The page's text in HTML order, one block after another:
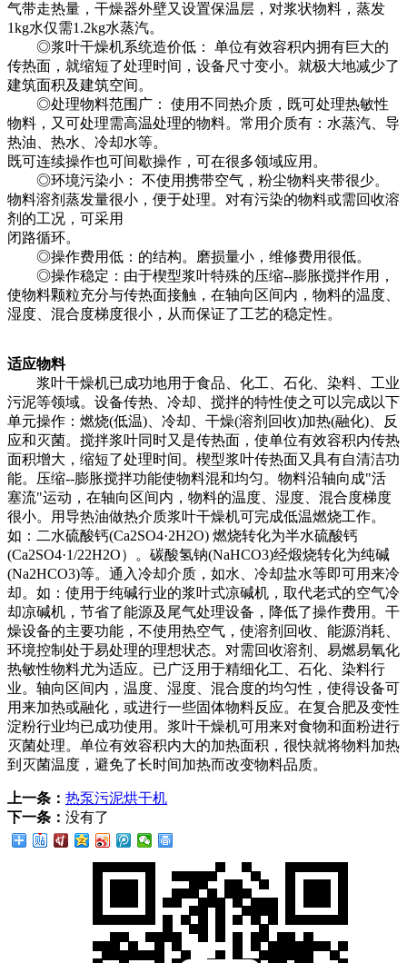
气带走热量，干燥器外壁又设置保温层，对浆状物料，蒸发
1kg水仅需1.2kg水蒸汽。
◎浆叶干燥机系统造价低： 单位有效容积内拥有巨大的
传热面，就缩短了处理时间，设备尺寸变小。就极大地减少了
建筑面积及建筑空间。
◎处理物料范围广： 使用不同热介质，既可处理热敏性
物料，又可处理需高温处理的物料。常用介质有：水蒸汽、导
热油、热水、冷却水等。
既可连续操作也可间歇操作，可在很多领域应用。
◎环境污染小： 不使用携带空气，粉尘物料夹带很少。
物料溶剂蒸发量很小，便于处理。对有污染的物料或需回收溶
剂的工况，可采用
闭路循环。
◎操作费用低：的结构。磨损量小，维修费用很低。
◎操作稳定：由于楔型浆叶特殊的压缩--膨胀搅拌作用，
使物料颗粒充分与传热面接触，在轴向区间内，物料的温度、
湿度、混合度梯度很小，从而保证了工艺的稳定性。
适应物料
浆叶干燥机已成功地用于食品、化工、石化、染料、工业
污泥等领域。设备传热、冷却、搅拌的特性使之可以完成以下
单元操作：燃烧(低温)、冷却、干燥(溶剂回收)加热(融化)、反
应和灭菌。搅拌浆叶同时又是传热面，使单位有效容积内传热
面积增大，缩短了处理时间。楔型浆叶传热面又具有自清洁功
能。压缩--膨胀搅拌功能使物料混和均匀。物料沿轴向成"活
塞流"运动，在轴向区间内，物料的温度、湿度、混合度梯度
很小。用导热油做热介质浆叶干燥机可完成低温燃烧工作。
如：二水硫酸钙(Ca2SO4·2H2O) 燃烧转化为半水硫酸钙
(Ca2SO4·1/22H2O）。碳酸氢钠(NaHCO3)经煅烧转化为纯碱
(Na2HCO3)等。通入冷却介质，如水、冷却盐水等即可用来冷
却。如：使用于纯碱行业的浆叶式凉碱机，取代老式的空气冷
却凉碱机，节省了能源及尾气处理设备，降低了操作费用。干
燥设备的主要功能，不使用热空气，使溶剂回收、能源消耗、
环境控制处于易处理的理想状态。对需回收溶剂、易燃易氧化
热敏性物料尤为适应。已广泛用于精细化工、石化、染料行
业。轴向区间内，温度、湿度、混合度的均匀性，使得设备可
用来加热或融化，或进行一些固体物料反应。在复合肥及变性
淀粉行业均已成功使用。浆叶干燥机可用来对食物和面粉进行
灭菌处理。单位有效容积内大的加热面积，很快就将物料加热
到灭菌温度，避免了长时间加热而改变物料品质。
上一条： 热泵污泥烘干机
下一条： 没有了